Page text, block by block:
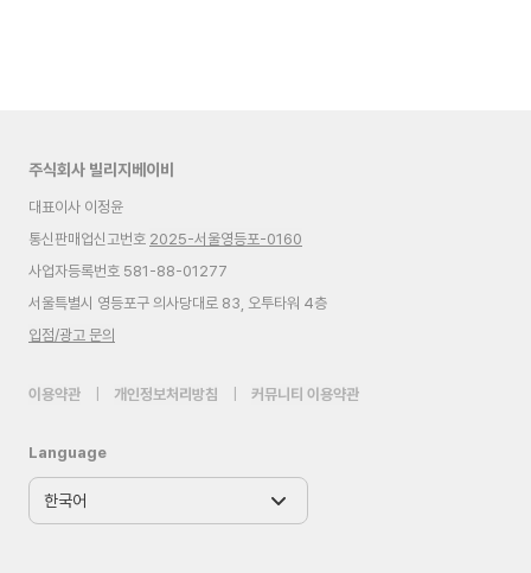
주식회사 빌리지베이비
대표이사 이정윤
통신판매업신고번호 2025-서울영등포-0160
사업자등록번호 581-88-01277
서울특별시 영등포구 의사당대로 83, 오투타워 4층
입점/광고 문의
이용약관 개인정보처리방침 커뮤니티 이용약관
Language